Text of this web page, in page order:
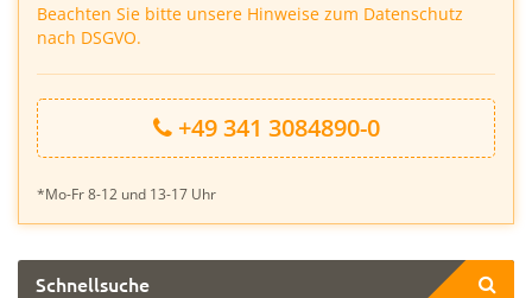
Beachten Sie bitte unsere Hinweise zum Datenschutz
nach DSGVO.
+49 341 3084890-0
*Mo-Fr 8-12 und 13-17 Uhr
Schnellsuche